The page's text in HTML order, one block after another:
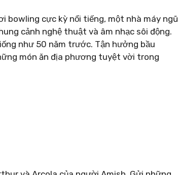
bowling cực kỳ nổi tiếng, một nhà máy ngũ
cảnh nghệ thuật và âm nhạc sôi động.
như 50 năm trước. Tận hưởng bầu
món ăn địa phương tuyệt vời trong